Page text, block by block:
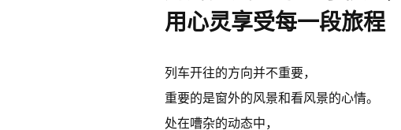
用心灵享受每一段旅程
列车开往的方向并不重要，
重要的是窗外的风景和看风景的心情。
处在嘈杂的动态中，